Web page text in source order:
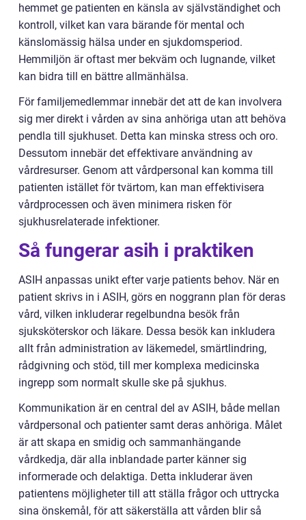
hemmet ge patienten en känsla av självständighet och
kontroll, vilket kan vara bärande för mental och
känslomässig hälsa under en sjukdomsperiod.
Hemmiljön är oftast mer bekväm och lugnande, vilket
kan bidra till en bättre allmänhälsa.
För familjemedlemmar innebär det att de kan involvera
sig mer direkt i vården av sina anhöriga utan att behöva
pendla till sjukhuset. Detta kan minska stress och oro.
Dessutom innebär det effektivare användning av
vårdresurser. Genom att vårdpersonal kan komma till
patienten istället för tvärtom, kan man effektivisera
vårdprocessen och även minimera risken för
sjukhusrelaterade infektioner.
Så fungerar asih i praktiken
ASIH anpassas unikt efter varje patients behov. När en
patient skrivs in i ASIH, görs en noggrann plan för deras
vård, vilken inkluderar regelbundna besök från
sjuksköterskor och läkare. Dessa besök kan inkludera
allt från administration av läkemedel, smärtlindring,
rådgivning och stöd, till mer komplexa medicinska
ingrepp som normalt skulle ske på sjukhus.
Kommunikation är en central del av ASIH, både mellan
vårdpersonal och patienter samt deras anhöriga. Målet
är att skapa en smidig och sammanhängande
vårdkedja, där alla inblandade parter känner sig
informerade och delaktiga. Detta inkluderar även
patientens möjligheter till att ställa frågor och uttrycka
sina önskemål, för att säkerställa att vården blir så